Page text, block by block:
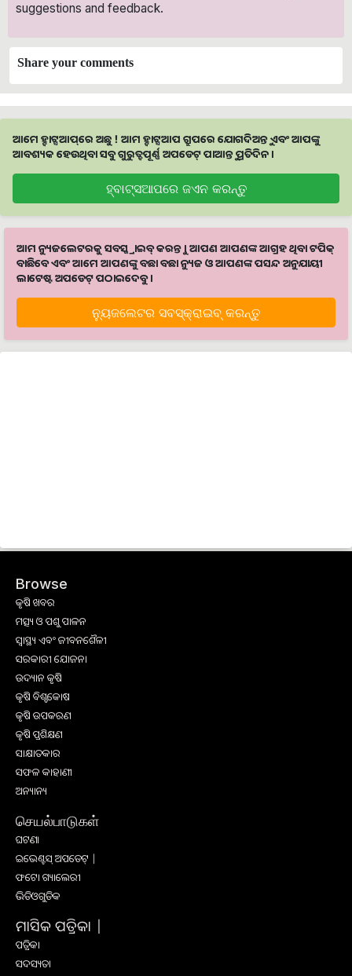
suggestions and feedback.
Share your comments
ଆମେ ହ୍ବାଟ୍ସଆପ୍‌ରେ ଅଛୁ ! ଆମ ହ୍ବାଟ୍ସଆପ ଗ୍ରୁପରେ ଯୋଗଦିଅନ୍ତୁ ଏବଂ ଆପଙ୍କୁ
ଆବଶ୍ୟକ ହେଉଥିବା ସବୁ ଗୁରୁତ୍ବପୂର୍ଣ୍ଣ ଅପଡେଟ୍‌ ପାଆନ୍ତୁ ପ୍ରତିଦିନ ।
ହ୍ବାଟ୍ସଆପରେ ଜଏନ କରନ୍ତୁ
ଆମ ନ୍ୟୁଜଲେଟରକୁ ସବସ୍କ୍ରାଇବ୍ କରନ୍ତୁ । ଆପଣ ଆପଣଙ୍କ ଆଗ୍ରହ ଥିବା ଟପିକ୍‌
ବାଛିବେ ଏବଂ ଆମେ ଆପଣଙ୍କୁ ବଛା ବଛା ନ୍ୟୁଜ ଓ ଆପଣଙ୍କ ପସନ୍ଦ ଅନୁଯାୟୀ
ଲାଟେଷ୍ଟ ଅପଡେଟ୍‌ ପଠାଇଦେବୁ ।
ନ୍ୟୁଜଲେଟର ସବସ୍କ୍ରାଇବ୍‌ କରନ୍ତୁ
Browse
କୃଷି ଖବର
ମତ୍ସ୍ୟ ଓ ପଶୁ ପାଳନ
ସ୍ୱାସ୍ଥ୍ୟ ଏବଂ ଜୀବନଶୈଳୀ
ସରକାରୀ ଯୋଜନା
ଉଦ୍ୟାନ କୃଷି
କୃଷି ବିଶ୍ବକୋଷ
କୃଷି ଉପକରଣ
କୃଷି ପ୍ରଶିକ୍ଷଣ
ସାକ୍ଷାତକାର
ସଫଳ କାହାଣୀ
ଅନ୍ୟାନ୍ୟ
செயல்பாடுகள்
ଘଟଣା
ଇଭେଣ୍ଟସ୍ ଅପଡେଟ୍ |
ଫଟୋ ଗ୍ୟାଲେରୀ
ଭିଡିଓଗୁଡିକ
ମାସିକ ପତ୍ରିକା |
ପତ୍ରିକା
ସଦସ୍ୟତା